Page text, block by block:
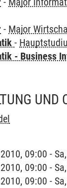
- Major
-
- Business
UND
09:00 -
09:00 -
09:00 -